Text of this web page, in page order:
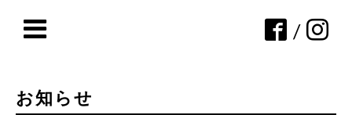
/
お知らせ